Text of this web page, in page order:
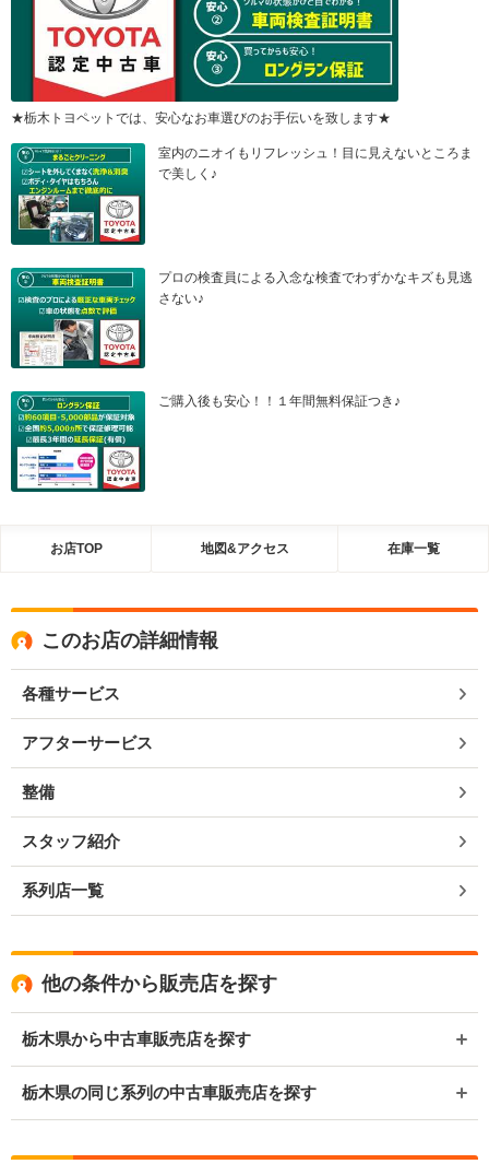
★栃木トヨペットでは、安心なお車選びのお手伝いを致します★
室内のニオイもリフレッシュ！目に見えないところま
で美しく♪
プロの検査員による入念な検査でわずかなキズも見逃
さない♪
ご購入後も安心！！１年間無料保証つき♪
お店TOP 地図&アクセス 在庫一覧
このお店の詳細情報
各種サービス
アフターサービス
整備
スタッフ紹介
系列店一覧
他の条件から販売店を探す
栃木県から中古車販売店を探す
栃木県の同じ系列の中古車販売店を探す